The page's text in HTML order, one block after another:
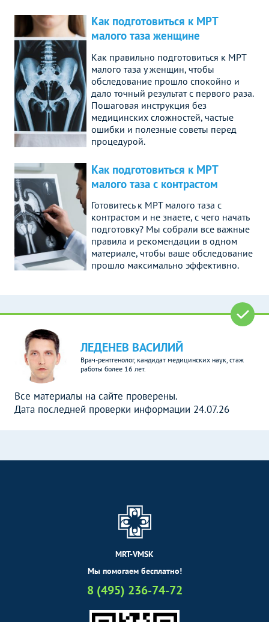
Как подготовиться к МРТ
малого таза женщине
Как правильно подготовиться к МРТ
малого таза у женщин, чтобы
обследование прошло спокойно и
дало точный результат с первого раза.
Пошаговая инструкция без
медицинских сложностей, частые
ошибки и полезные советы перед
процедурой.
Как подготовиться к МРТ
малого таза с контрастом
Готовитесь к МРТ малого таза с
контрастом и не знаете, с чего начать
подготовку? Мы собрали все важные
правила и рекомендации в одном
материале, чтобы ваше обследование
прошло максимально эффективно.
ЛЕДЕНЕВ ВАСИЛИЙ
Врач-рентгенолог, кандидат медицинских наук, стаж
работы более 16 лет.
Все материалы на сайте проверены.
Дата последней проверки информации 24.07.26
MRT-VMSK
Мы помогаем бесплатно!
8 (495) 236-74-72